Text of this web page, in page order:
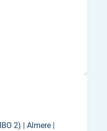
2) | Almere |